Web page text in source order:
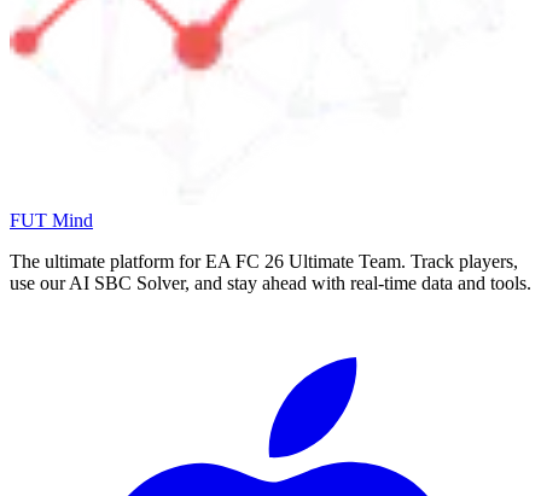
FUT Mind
The ultimate platform for EA FC 26 Ultimate Team. Track players,
use our AI SBC Solver, and stay ahead with real-time data and tools.